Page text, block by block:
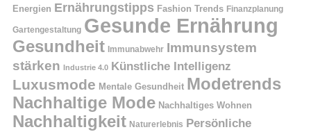
Energien Ernährungstipps Fashion Trends Finanzplanung
Gartengestaltung Gesunde Ernährung
Gesundheit Immunabwehr Immunsystem
stärken
Industrie 4.0 Künstliche Intelligenz
Luxusmode Mentale Gesundheit Modetrends
Nachhaltige Mode Nachhaltiges Wohnen
Nachhaltigkeit Naturerlebnis Persönliche